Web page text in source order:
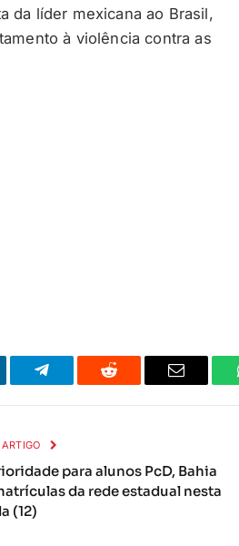
da líder mexicana ao Brasil,
à violência contra as
TelegramaReddit
E-
para alunos PcD, Bahia
da rede estadual nesta
(12)